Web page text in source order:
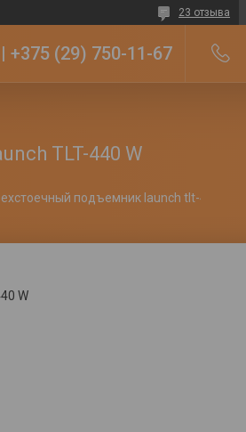
23 отзыва
+375 (29) 750-11-67
TLT-440 W
W